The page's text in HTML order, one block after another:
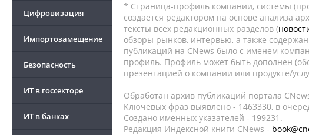
Цифровизация
Импортозамещение
Безопасность
ИТ в госсекторе
ИТ в банках
* Страница-профиль компании, системы
создается редактором на основе анализа
тексты всех редакционных разделов (
обзоры рынков, интервью, а также
публикаций на CNews было с именем
профиль. Профиль может быть дополнен
презентацией о компании или продукте/
Обработан архив публикаций портала
Ключевых фраз выявлено - 1463330, в
Создано именных указателей - 199231.
Редакция Индексной книги CNews -